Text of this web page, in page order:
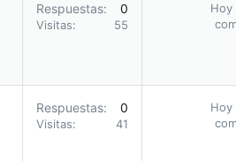
Respuestas 0
Visitas 55
Hoy
Respuestas 0
Visitas 41
Hoy